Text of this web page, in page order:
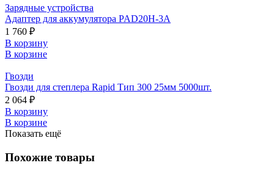
Зарядные устройства
Адаптер для аккумулятора PAD20H-3A
1 760 ₽
В корзину
В корзине
Гвозди
Гвозди для степлера Rapid Тип 300 25мм 5000шт.
2 064 ₽
В корзину
В корзине
Показать ещё
Похожие товары